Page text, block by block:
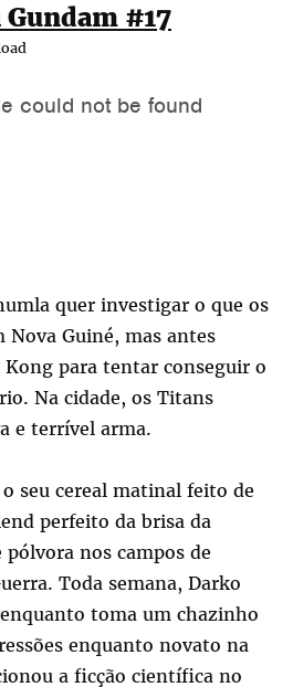
Gundam #17
quer investigar o que os
Nova Guiné, mas antes
para tentar conseguir o
Na cidade, os Titans
e terrível arma.
seu cereal matinal feito de
perfeito da brisa da
nos campos de
Toda semana, Darko
toma um chazinho
enquanto novato na
a ficção científica no